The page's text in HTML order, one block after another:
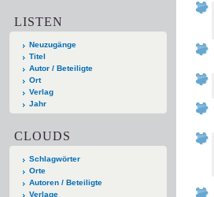
LISTEN
Neuzugänge
Titel
Autor / Beteiligte
Ort
Verlag
Jahr
CLOUDS
Schlagwörter
Orte
Autoren / Beteiligte
Verlage